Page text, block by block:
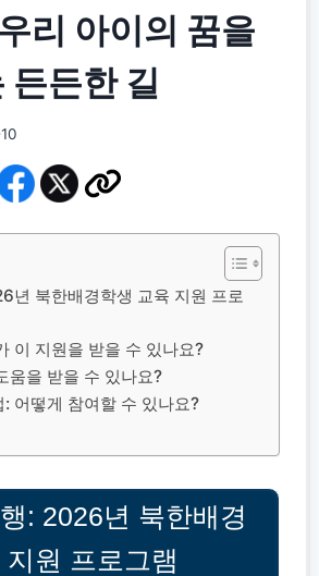
리 아이의 꿈을
든든한 길
년 북한배경학생 교육 지원 프로
이 지원을 받을 수 있나요?
움을 받을 수 있나요?
어떻게 참여할 수 있나요?
: 2026년 북한배경
원 프로그램